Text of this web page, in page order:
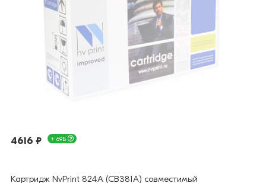
4616 ₽ + 69Б
Картридж NvPrint 824A (CB381A) совместимый